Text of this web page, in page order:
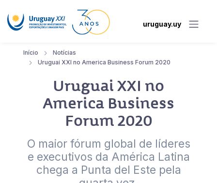
uruguay.uy
Início
Notícias
Uruguai XXI no America Business Forum 2020
Uruguai XXI no
America Business
Forum 2020
O maior fórum global de líderes
e executivos da América Latina
chega a Punta del Este pela